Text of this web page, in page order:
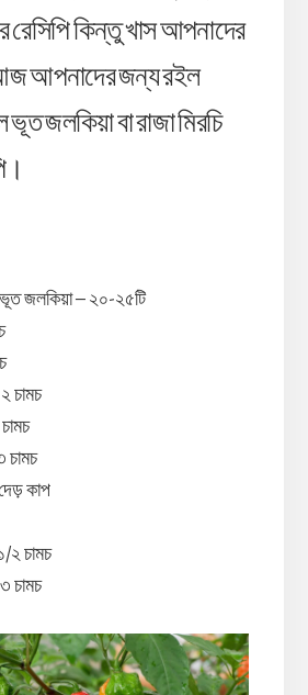
কিন্তু খাস আপনাদের
আপনাদের জন্য রইল
ভূত জলকিয়া বা রাজা মিরচি
ভূত জলকিয়া – ২০-২৫টি
চামচ
চামচ
কাপ
২ চামচ
চামচ